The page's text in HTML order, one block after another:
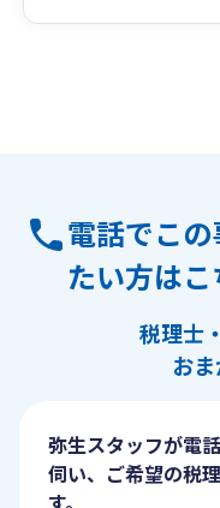
電話でこ
たい方はこ
税理士
おま
弥生スタッフが電
伺い、ご希望の税
す。